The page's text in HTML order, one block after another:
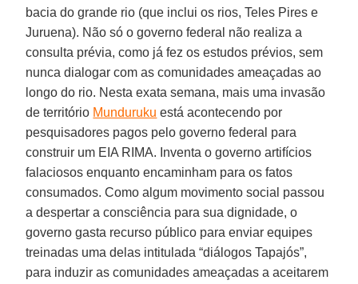
bacia do grande rio (que inclui os rios, Teles Pires e
Juruena). Não só o governo federal não realiza a
consulta prévia, como já fez os estudos prévios, sem
nunca dialogar com as comunidades ameaçadas ao
longo do rio. Nesta exata semana, mais uma invasão
de território Munduruku está acontecendo por
pesquisadores pagos pelo governo federal para
construir um EIA RIMA. Inventa o governo artifícios
falaciosos enquanto encaminham para os fatos
consumados. Como algum movimento social passou
a despertar a consciência para sua dignidade, o
governo gasta recurso público para enviar equipes
treinadas uma delas intitulada “diálogos Tapajós”,
para induzir as comunidades ameaçadas a aceitarem